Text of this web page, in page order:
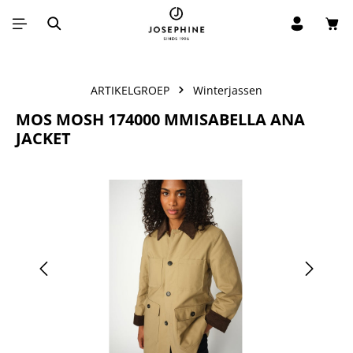
Ga naar de hoofdinhoud
ARTIKELGROEP Winterjassen
MOS MOSH 174000 MMISABELLA ANA
JACKET
Afbeeldingengalerij overslaan